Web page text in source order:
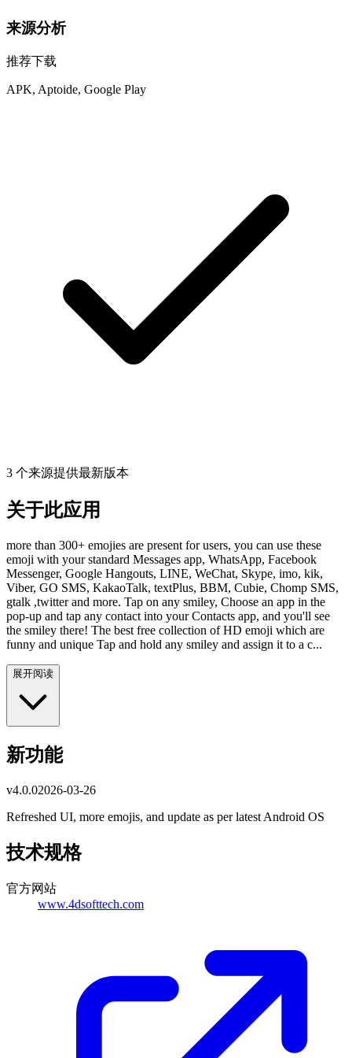
来源分析
推荐下载
APK, Aptoide, Google Play
3 个来源提供最新版本
关于此应用
more than 300+ emojies are present for users, you can use these
emoji with your standard Messages app, WhatsApp, Facebook
Messenger, Google Hangouts, LINE, WeChat, Skype, imo, kik,
Viber, GO SMS, KakaoTalk, textPlus, BBM, Cubie, Chomp SMS,
gtalk ,twitter and more. Tap on any smiley, Choose an app in the
pop-up and tap any contact into your Contacts app, and you'll see
the smiley there! The best free collection of HD emoji which are
funny and unique Tap and hold any smiley and assign it to a c...
展开阅读
新功能
v4.0.02026-03-26
Refreshed UI, more emojis, and update as per latest Android OS
技术规格
官方网站
www.4dsofttech.com